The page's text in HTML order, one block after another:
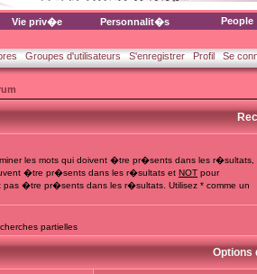
Vie priv�e Personnalit�s People
Groupes d'utilisateurs S'enregistrer Profil Se
les mots qui doivent �tre pr�sents dans les r�sultats,
�tre pr�sents dans les r�sultats et NOT pour
pas �tre pr�sents dans les r�sultats. Utilisez * comme un
partielles
Options